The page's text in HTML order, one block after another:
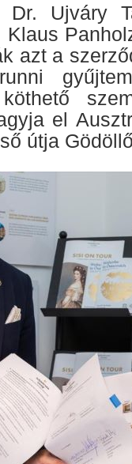
Dr. Ujváry
azt a
el
útja